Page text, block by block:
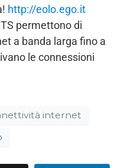
http://eolo.ego.it
permettono di
a banda larga fino a
le connessioni
internet